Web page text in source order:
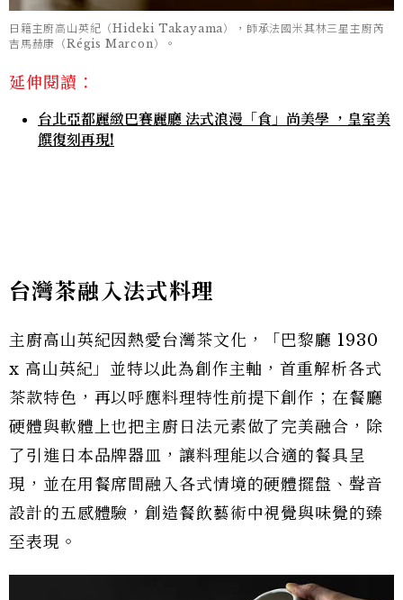
日籍主廚高山英紀（Hideki Takayama），師承法國米其林三星主廚芮
吉馬赫康（Régis Marcon）。
延伸閱讀：
台北亞都麗緻巴賽麗廳 法式浪漫「食」尚美學 ，皇室美
饌復刻再現!
台灣茶融入法式料理
主廚高山英紀因熱愛台灣茶文化，「巴黎廳 1930
x 高山英紀」並特以此為創作主軸，首重解析各式
茶款特色，再以呼應料理特性前提下創作；在餐廳
硬體與軟體上也把主廚日法元素做了完美融合，除
了引進日本品牌器皿，讓料理能以合適的餐具呈
現，並在用餐席間融入各式情境的硬體擺盤、聲音
設計的五感體驗，創造餐飲藝術中視覺與味覺的臻
至表現。